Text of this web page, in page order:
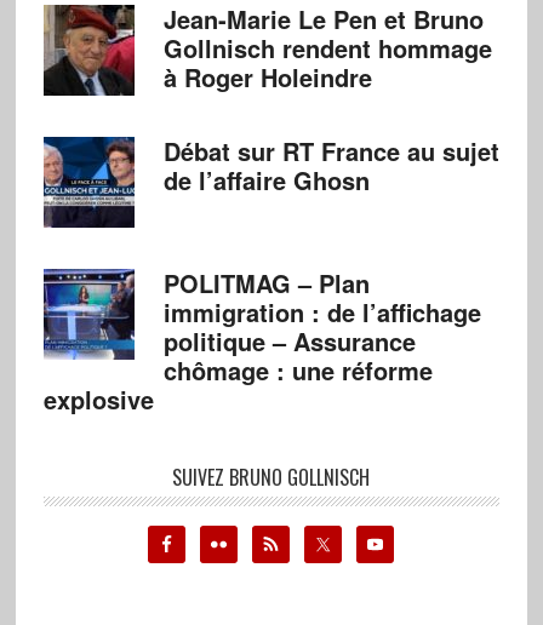
Jean-Marie Le Pen et Bruno
Gollnisch rendent hommage
à Roger Holeindre
Débat sur RT France au sujet
de l’affaire Ghosn
POLITMAG – Plan
immigration : de l’affichage
politique – Assurance
chômage : une réforme
explosive
SUIVEZ BRUNO GOLLNISCH